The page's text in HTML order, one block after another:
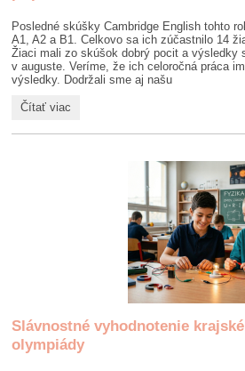
Posledné skúšky Cambridge English tohto
A1, A2 a B1. Celkovo sa ich zúčastnilo 14
Žiaci mali zo skúšok dobrý pocit a výsledky
v auguste. Veríme, že ich celoročná práca
výsledky. Dodržali sme aj našu
Posledné
Cambridge
Čítať viac
Slávnostné vyhodnotenie
olympiády